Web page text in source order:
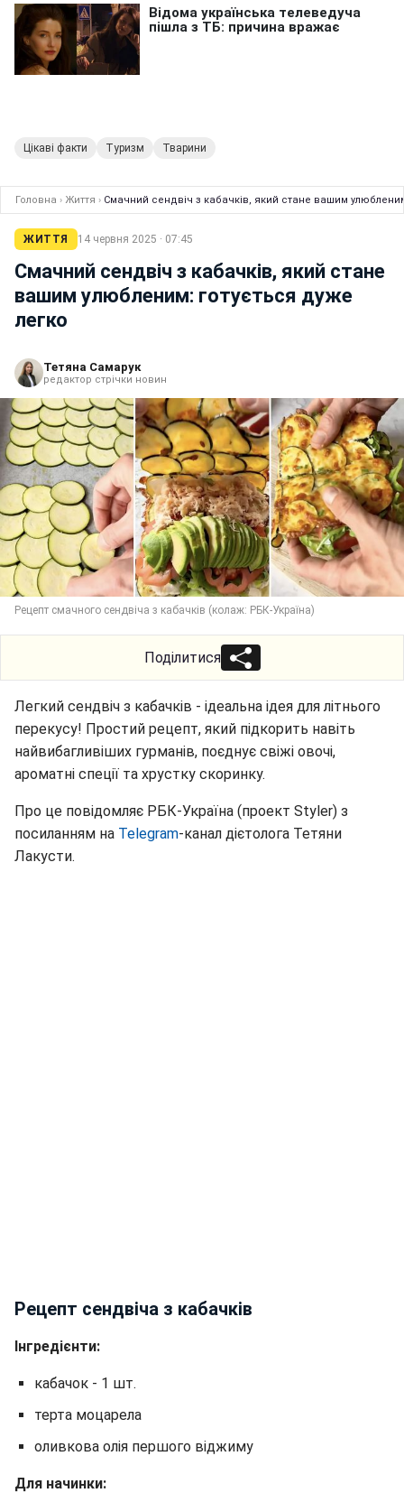
Цікаві факти Туризм Тварини
Головна › Життя › Смачний сендвіч з кабачків, який стане вашим
ЖИТТЯ 14 червня 2025 · 07:45
Смачний сендвіч з кабачків, який стане
вашим улюбленим: готується дуже
легко
Тетяна Самарук
редактор стрічки новин
Рецепт смачного сендвіча з кабачків (колаж: РБК-Україна)
Поділитися
Легкий сендвіч з кабачків - ідеальна ідея для літнього
перекусу! Простий рецепт, який підкорить навіть
найвибагливіших гурманів, поєднує свіжі овочі,
ароматні спеції та хрустку скоринку.
Про це повідомляє РБК-Україна (проект Styler) з
посиланням на Telegram-канал дієтолога Тетяни
Лакусти.
Рецепт сендвіча з кабачків
Інгредієнти:
кабачок - 1 шт.
терта моцарела
оливкова олія першого віджиму
Для начинки: